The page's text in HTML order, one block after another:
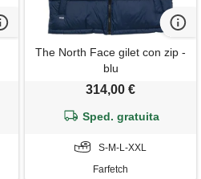
The North Face gilet con zip -
blu
314,00 €
Sped. gratuita
S-M-L-XXL
Farfetch